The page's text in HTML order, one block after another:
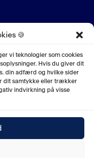
🍪
vi teknologier som cookies
Hvis du giver dit
din adfærd og hvilke sider
dit samtykke eller trækker
indvirkning på visse